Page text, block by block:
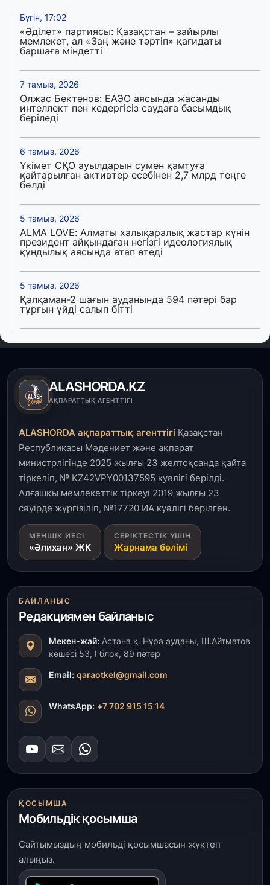
Бүгін, 17:02
«Әділет» партиясы: Қазақстан – зайырлы
мемлекет, ал «Заң және тәртіп» қағидаты
баршаға міндетті
7 тамыз, 2026
Олжас Бектенов: ЕАЭО аясында жасанды
интеллект пен кедергісіз саудаға басымдық
беріледі
6 тамыз, 2026
Үкімет СҚО ауылдарын сумен қамтуға
қайтарылған активтер есебінен 2,7 млрд теңге
бөлді
5 тамыз, 2026
ALMA LOVE: Алматы халықаралық жастар күнін
президент айқындаған негізгі идеологиялық
құндылық аясында атап өтеді
5 тамыз, 2026
Қалқаман-2 шағын ауданында 594 пәтері бар
тұрғын үйді салып бітті
4 тамыз, 2026
артады – Үкімет отырысы
3 тамыз, 2026
пайдалануға берілді
3 тамыз, 2026
Қызылордада 300 орындық аурухана,
Президенттік кітапхана және жаңа театр
салынып жатыр
1 тамыз, 2026
Кинопоиск Қазақстан азаматтарының ең
танымал онлайн-кинотеатрына айналды
Ақмола облысындағы кездесуде кәсіпкерлер мен
ұстаздар «Әділет» партиясына өз ұсыныстарын
айтты
31 шілде, 2026
ҚР Президенті Орталық Азия елдеріне
ұзақмерзімді ынтымақтастық жоспарын әзірлеуді
ұсынды
31 шілде, 2026
«Ауыл аманаты»: Түркістанда 30,2 млрд теңгеге
4 223 жоба қаржыландырылды
толық ауыз сумен қамтылды
30 шілде, 2026
Түркістанда «Арыс-2» және Темір ауылының
теміржол вокзалдары пайдалануға берілді
ALASHORDA.KZ
АҚПАРАТТЫҚ АГЕНТТІГІ
ALASHORDA ақпараттық агенттігі Қазақстан
Республикасы Мәдениет және ақпарат
министрлігінде 2025 жылғы 23 желтоқсанда қайта
тіркеліп, № KZ42VPY00137595 куәлігі берілді.
Алғашқы мемлекеттік тіркеуі 2019 жылғы 23
сәуірде жүргізіліп, №17720 ИА куәлігі берілген.
МЕНШІК ИЕСІ
«Әлихан» ЖК
СЕРІКТЕСТІК ҮШІН
Жарнама бөлімі
БАЙЛАНЫС
Редакциямен байланыс
Мекен-жай: Астана қ. Нұра ауданы, Ш.Айтматов
көшесі 53, І блок, 89 пәтер
Email: qaraotkel@gmail.com
WhatsApp: +7 702 915 15 14
ҚОСЫМША
Мобильдік қосымша
Сайтымыздың мобильді қосымшасын жүктеп
алыңыз.